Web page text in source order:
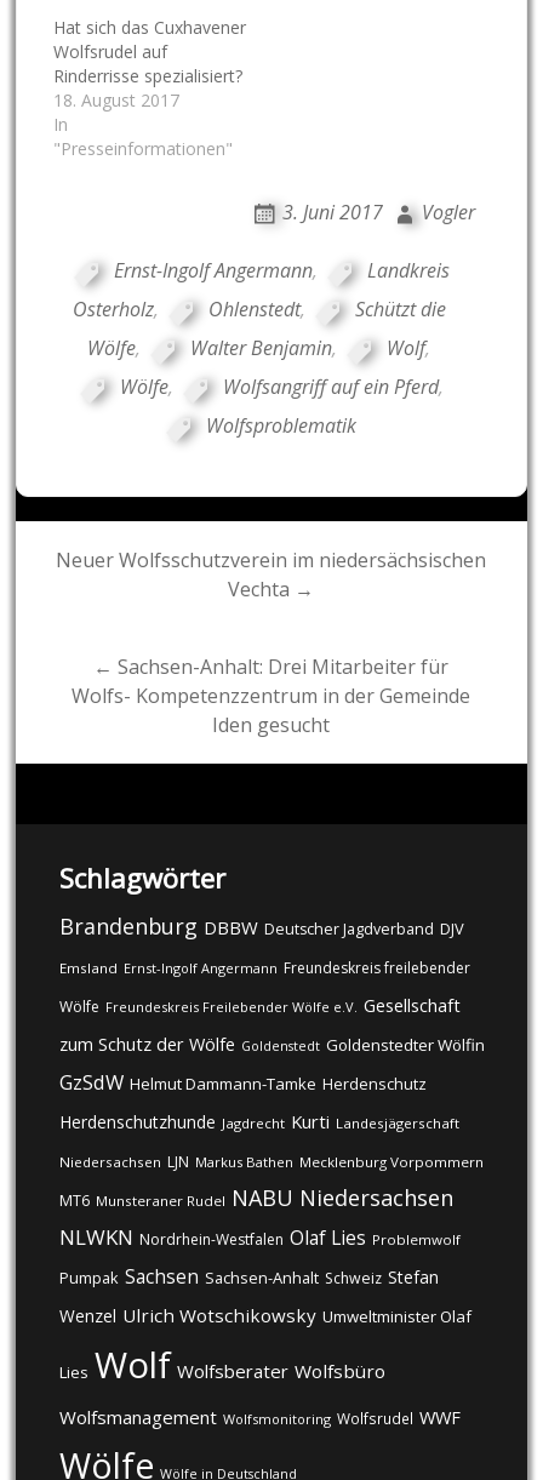
Hat sich das Cuxhavener
Wolfsrudel auf
Rinderrisse spezialisiert?
18. August 2017
In
"Presseinformationen"
3. Juni 2017 Vogler
Ernst-Ingolf Angermann,
Landkreis
Osterholz, Ohlenstedt,
Schützt die
Wölfe, Walter Benjamin, Wolf,
Wölfe, Wolfsangriff auf ein Pferd,
Wolfsproblematik
Post
Neuer Wolfsschutzverein im niedersächsischen
Vechta →
← Sachsen-Anhalt: Drei Mitarbeiter für
Wolfs- Kompetenzzentrum in der Gemeinde
Iden gesucht
Schlagwörter
Brandenburg DBBW Deutscher Jagdverband DJV
Emsland Ernst-Ingolf Angermann Freundeskreis freilebender
Wölfe Freundeskreis Freilebender Wölfe e.V. Gesellschaft
zum Schutz der Wölfe Goldenstedt Goldenstedter Wölfin
GzSdW Helmut Dammann-Tamke Herdenschutz
Herdenschutzhunde Jagdrecht Kurti Landesjägerschaft
Niedersachsen LJN Markus Bathen Mecklenburg Vorpommern
MT6 Munsteraner Rudel NABU Niedersachsen
NLWKN Nordrhein-Westfalen Olaf Lies Problemwolf
Pumpak Sachsen Sachsen-Anhalt Schweiz Stefan
Wenzel Ulrich Wotschikowsky Umweltminister Olaf
Lies Wolf Wolfsberater Wolfsbüro
Wolfsmanagement Wolfsmonitoring Wolfsrudel WWF
Wölfe Wölfe in Deutschland